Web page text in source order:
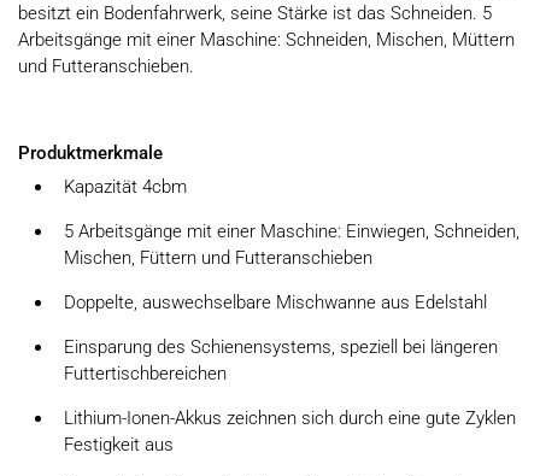
besitzt ein Bodenfahrwerk, seine Stärke ist das Schneiden. 5
Arbeitsgänge mit einer Maschine: Schneiden, Mischen, Müttern
und Futteranschieben.
Produktmerkmale
Kapazität 4cbm
5 Arbeitsgänge mit einer Maschine: Einwiegen, Schneiden,
Mischen, Füttern und Futteranschieben
Doppelte, auswechselbare Mischwanne aus Edelstahl
Einsparung des Schienensystems, speziell bei längeren
Futtertischbereichen
Lithium-Ionen-Akkus zeichnen sich durch eine gute Zyklen
Festigkeit aus